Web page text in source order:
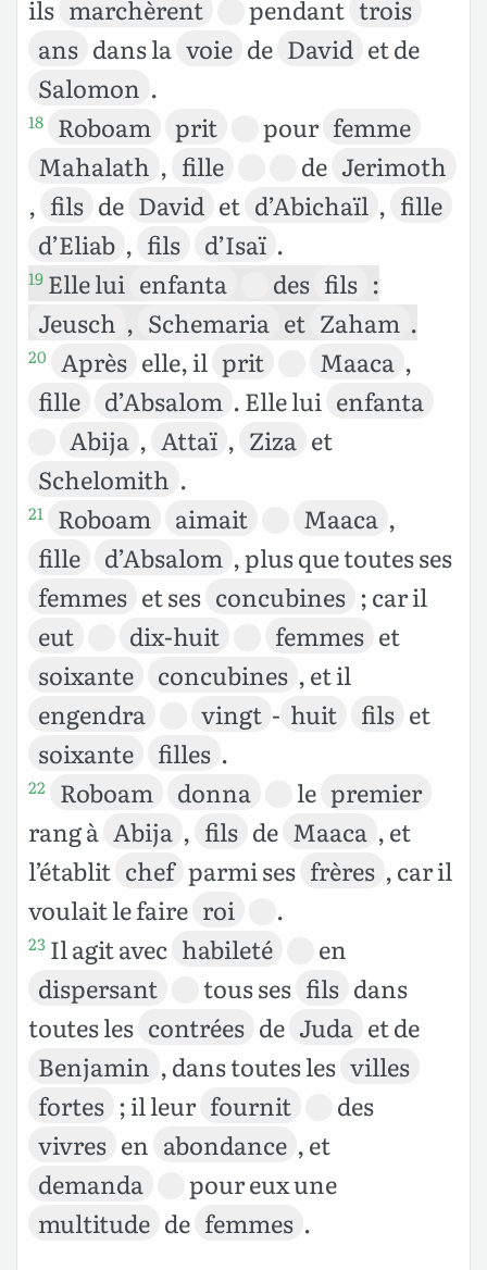
ils marchèrent pendant trois
ans dans la voie de David et de
Salomon .
18 Roboam prit pour femme
Mahalath , fille de Jerimoth
, fils de David et d’Abichaïl , fille
d’Eliab , fils d’Isaï .
19 Elle lui enfanta des fils :
Jeusch , Schemaria et Zaham .
20 Après elle, il prit Maaca ,
fille
d’Absalom . Elle lui enfanta
Abija , Attaï , Ziza et
Schelomith .
21 Roboam aimait Maaca ,
fille
d’Absalom , plus que toutes ses
femmes et ses concubines ; car il
eut
dix-huit femmes et
soixante
concubines , et il
engendra
vingt - huit fils et
soixante
filles .
22 Roboam donna le premier
rang à Abija , fils de Maaca , et
l’établit chef parmi ses frères , car il
voulait le faire roi .
23 Il agit avec habileté
en
dispersant
tous ses fils dans
toutes les contrées de Juda et de
Benjamin , dans toutes les villes
fortes ; il leur fournit
des
vivres en abondance , et
demanda
pour eux une
multitude de femmes .